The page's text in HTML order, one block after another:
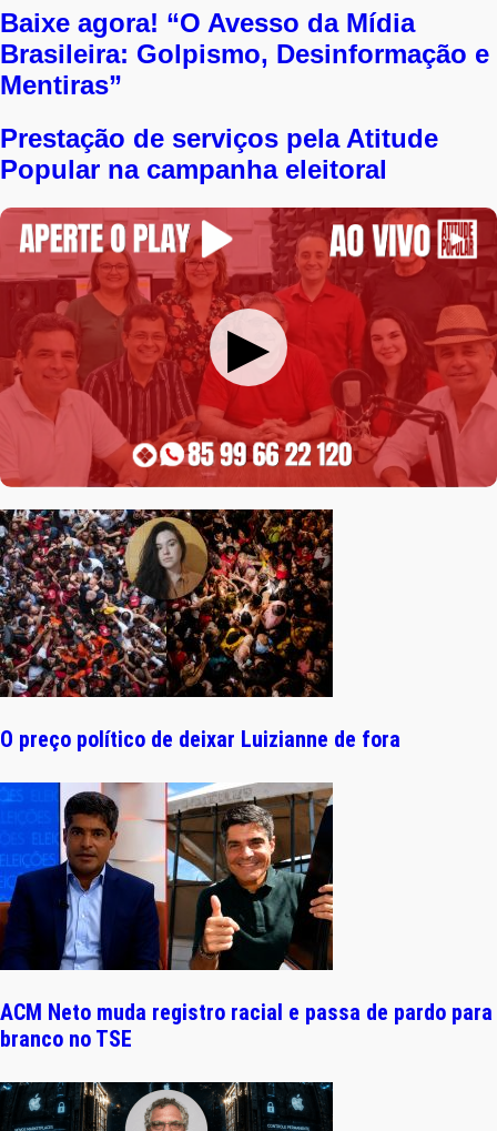
Baixe agora! “O Avesso da Mídia
Brasileira: Golpismo, Desinformação e
Mentiras”
Prestação de serviços pela Atitude
Popular na campanha eleitoral
O preço político de deixar Luizianne de fora
ACM Neto muda registro racial e passa de pardo para
branco no TSE